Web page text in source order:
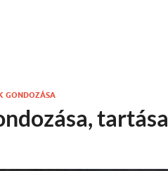
GONDOZÁSA
tartása